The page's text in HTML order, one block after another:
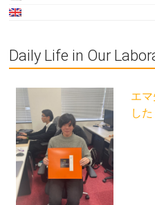
Daily Life in Our
エ
し